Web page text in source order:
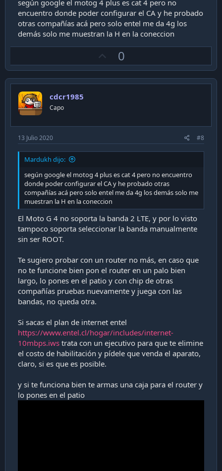
- Distancia a la antena y linea de visión de esta: no es tu
caso, pero si estás en medio de la nada, con un tremendo
cerro bloqueando tu linea de visión a la antena, el modem
a lo más puede entregarte un servicio "mediocre" vs el
celular que te entrega uno casi inexistente.
Finalmente, puede que te muestre señal completa tu
modem-router dedicado podría mejorar.
Has probado con chips de otras compañías? (Yo partiría
con este punto)
según google el motog 4 plus es cat 4 pero no
encuentro donde poder configurar el CA y he probado
otras compañías acá pero solo entel me da 4g los
demás solo me muestran la H en la coneccion
p
v
0
cdcr1985
Capo
13 Julio 2020 #8
Mardukh dijo:
según google el motog 4 plus es cat 4 pero no encuentro
donde poder configurar el CA y he probado otras
compañías acá pero solo entel me da 4g los demás solo me
muestran la H en la coneccion
El Moto G 4 no soporta la banda 2 LTE, y por lo visto
tampoco soporta seleccionar la banda manualmente
sin ser ROOT.
Te sugiero probar con un router no más, en caso que
no te funcione bien pon el router en un palo bien
largo, lo pones en el patio y con chip de otras
compañías pruebas nuevamente y juega con las
bandas, no queda otra.
Si sacas el plan de internet entel
https://www.entel.cl/hogar/includes/internet-
10mbps.iws trata con un ejecutivo para que te elimine
el costo de habilitación y pídele que venda el aparato,
claro, si es que es posible.
y si te funciona bien te armas una caja para el router y
lo pones en el patio